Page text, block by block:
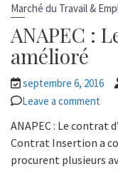
Marché du Travail &
ANAPEC :
amélioré
septembre 6, 2016
Leave a comment
ANAPEC : Le contrat
Contrat Insertion a
procurent plusieurs